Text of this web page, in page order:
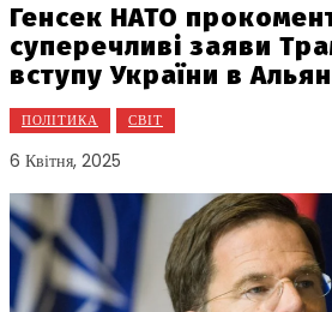
Генсек НАТО
суперечливі заяви
вступу України в
ПОЛІТИКА СВІТ
6 Квітня, 2025